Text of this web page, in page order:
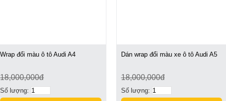
Wrap đổi màu ô tô Audi A4
18,000,000đ
Số lượng:
Dán wrap đổi màu xe ô tô Audi A5
18,000,000đ
Số lượng: